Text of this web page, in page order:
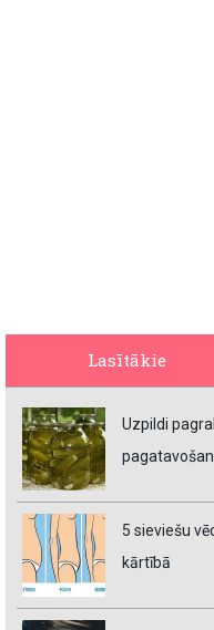
Lasītākie
Uzpildi
5 sieviešu
kārtībā